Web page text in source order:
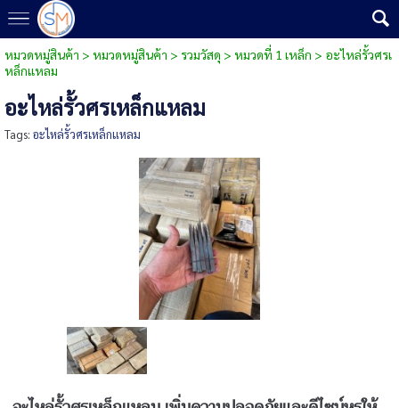
หมวดหมู่สินค้า > หมวดหมู่สินค้า > รวมวัสดุ > หมวดที่ 1 เหล็ก > อะไหล่รั้วศรเ
หล็กแหลม
อะไหล่รั้วศรเหล็กแหลม
Tags: อะไหล่รั้วศรเหล็กแหลม